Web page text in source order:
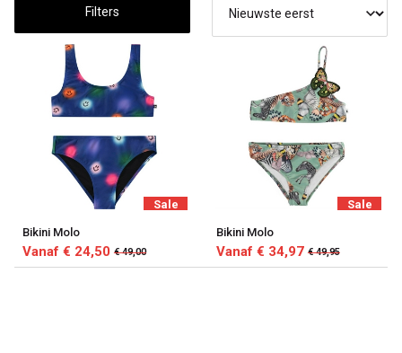
FiaLia
Kinderkleding
Filters
Sale
Bikini Molo
Vanaf € 24,50 € 49,00
Sale
Bikini Molo
Vanaf € 34,97 € 49,95